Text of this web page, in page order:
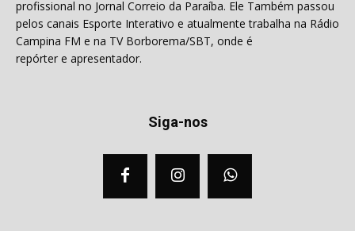
profissional no Jornal Correio da Paraíba. Ele Também passou
pelos canais Esporte Interativo e atualmente trabalha na Rádio
Campina FM e na TV Borborema/SBT, onde é
repórter e apresentador.
Siga-nos